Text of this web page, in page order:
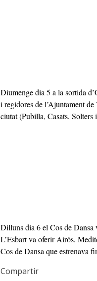
Diumenge dia 5 a la sortida
i regidores de l’Ajuntament de
ciutat (Pubilla, Casats,
Dilluns dia 6 el Cos de Dansa
L’Esbart va oferir Airós,
Cos de Dansa que estrenava
Compartir